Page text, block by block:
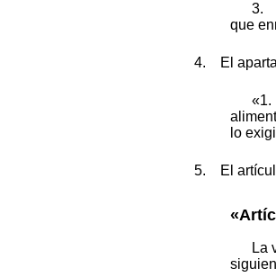
3.
que
4. El
«1.
lo
5. El
La